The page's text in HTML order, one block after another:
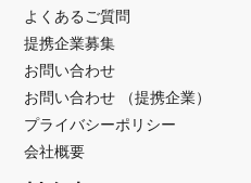
よくあるご質問
提携企業募集
お問い合わせ
お問い合わせ （提携企業）
プライバシーポリシー
会社概要